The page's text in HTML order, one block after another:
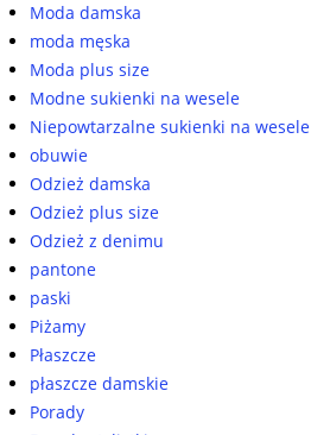
Moda damska
moda męska
Moda plus size
Modne sukienki na wesele
Niepowtarzalne sukienki na wesele
obuwie
Odzież damska
Odzież plus size
Odzież z denimu
pantone
paski
Piżamy
Płaszcze
płaszcze damskie
Porady